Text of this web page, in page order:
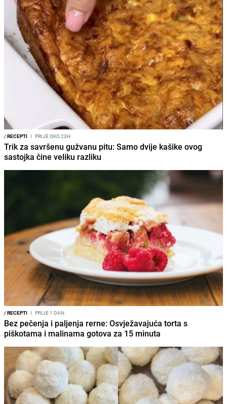
/RECEPTI I PRIJE OKO 23H
Trik za savršenu gužvanu pitu: Samo dvije kašike ovog
sastojka čine veliku razliku
/RECEPTI I PRIJE 1 DAN
Bez pečenja i paljenja rerne: Osvježavajuća torta s
piškotama i malinama gotova za 15 minuta